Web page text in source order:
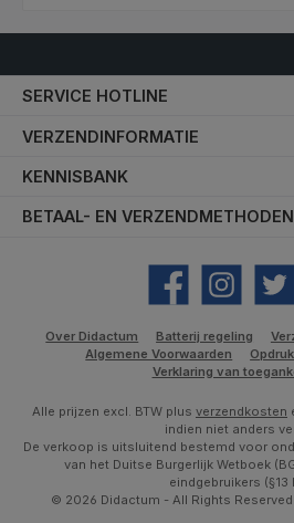
SERVICE HOTLINE
VERZENDINFORMATIE
KENNISBANK
BETAAL- EN VERZENDMETHODEN
Facebook Instagram Twitter
Over Didactum Batterij regeling
Algemene Voorwaarden
Opdruk
Verklaring van
Alle prijzen excl. BTW plus verzendkosten
indien niet anders
De verkoop is uitsluitend bestemd voor
van het Duitse Burgerlijk Wetboek
eindgebruikers (§13
© 2026 Didactum - All Rights